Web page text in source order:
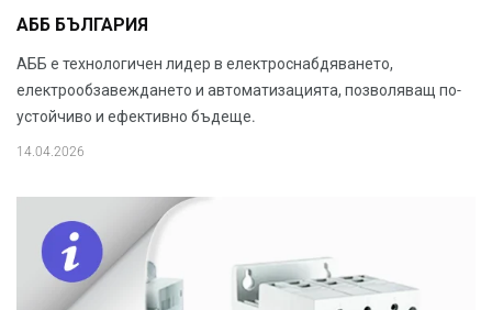
АББ БЪЛГАРИЯ
АББ е технологичен лидер в електроснабдяването,
електрообзавеждането и автоматизацията, позволяващ по-
устойчиво и ефективно бъдеще.
14.04.2026